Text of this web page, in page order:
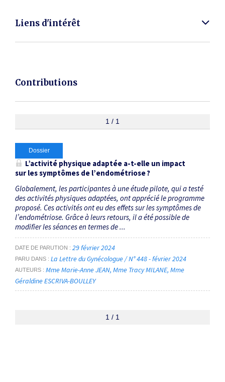
Liens d'intérêt
Contributions
1 / 1
Dossier
L’activité physique adaptée a-t-elle un impact
sur les symptômes de l’endométriose ?
Globalement, les participantes à une étude pilote, qui a testé
des activités physiques adaptées, ont apprécié le programme
proposé. Ces activités ont eu des effets sur les symptômes de
l’endométriose. Grâce à leurs retours, il a été possible de
modifier les séances en termes de ...
DATE DE PARUTION 29 février 2024
PARU DANS La Lettre du Gynécologue / N° 448 - février 2024
AUTEURS Mme Marie-Anne JEAN Mme Tracy MILANE Mme
Géraldine ESCRIVA-BOULLEY
1 / 1